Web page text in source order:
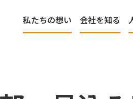
私たちの想い 会社を知る